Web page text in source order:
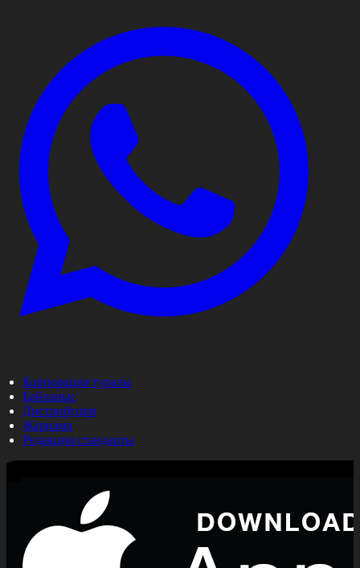
Корпорация туралы
Байланыс
Дистрибуция
Жарнама
Редакция стандарты